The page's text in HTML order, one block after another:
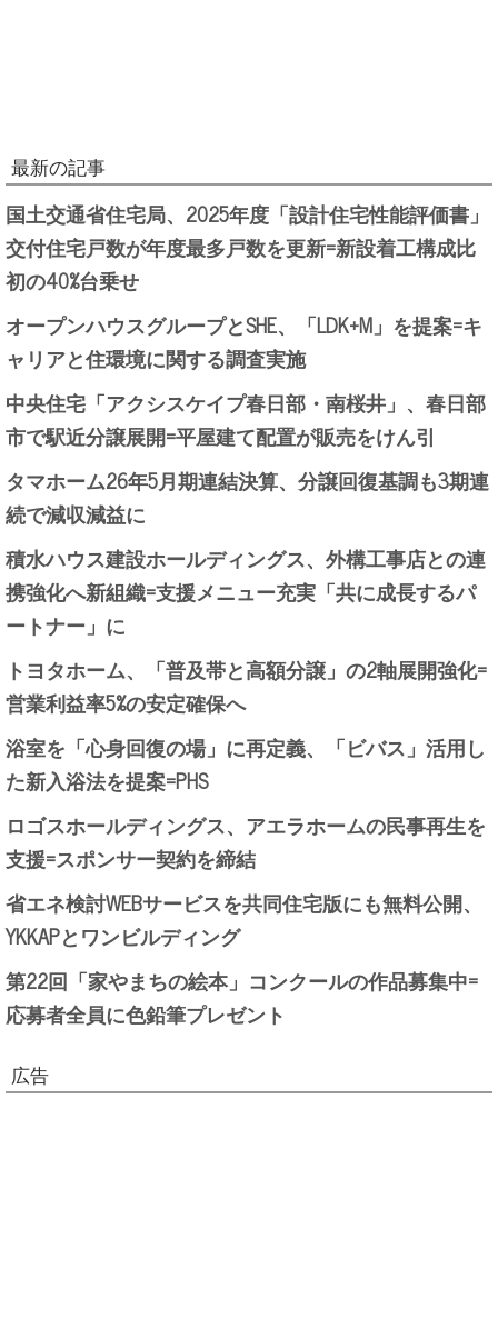
最新の記事
国土交通省住宅局、2025年度「設計住宅性能評価書」
交付住宅戸数が年度最多戸数を更新=新設着工構成比
初の40%台乗せ
オープンハウスグループとSHE、「LDK+M」を提案=キ
ャリアと住環境に関する調査実施
中央住宅「アクシスケイプ春日部・南桜井」、春日部
市で駅近分譲展開=平屋建て配置が販売をけん引
タマホーム26年5月期連結決算、分譲回復基調も3期連
続で減収減益に
積水ハウス建設ホールディングス、外構工事店との連
携強化へ新組織=支援メニュー充実「共に成長するパ
ートナー」に
トヨタホーム、「普及帯と高額分譲」の2軸展開強化=
営業利益率5%の安定確保へ
浴室を「心身回復の場」に再定義、「ビバス」活用し
た新入浴法を提案=PHS
ロゴスホールディングス、アエラホームの民事再生を
支援=スポンサー契約を締結
省エネ検討WEBサービスを共同住宅版にも無料公開、
YKKAPとワンビルディング
第22回「家やまちの絵本」コンクールの作品募集中=
応募者全員に色鉛筆プレゼント
広告